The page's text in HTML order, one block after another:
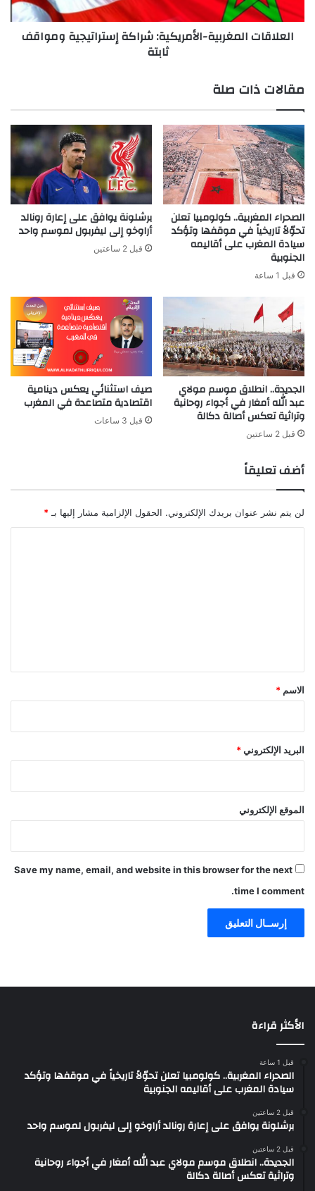
العلاقات المغربية-الأمريكية: شراكة إستراتيجية ومواقف
ثابتة
مقالات ذات صلة
الصحراء المغربية.. كولومبيا تعلن
تحوّلاً تاريخياً في موقفها وتؤكد
سيادة المغرب على أقاليمه
الجنوبية
قبل 1 ساعة
برشلونة يوافق على إعارة رونالد
أراوخو إلى ليفربول لموسم واحد
قبل 2 ساعتين
الجديدة.. انطلاق موسم مولاي
عبد الله أمغار في أجواء روحانية
وتراثية تعكس أصالة دكالة
قبل 2 ساعتين
صيف استثنائي يعكس دينامية
اقتصادية متصاعدة في المغرب
قبل 3 ساعات
أضف تعليقاً
لن يتم نشر عنوان بريدك الإلكتروني. الحقول الإلزامية مشار إليها بـ*
*
الاسم *
البريد الإلكتروني*
الموقع الإلكتروني
Save my name, email, and website in this browser for the next
time I comment.
الأكثر قراءة
قبل 1 ساعة
الصحراء المغربية.. كولومبيا تعلن تحوّلاً تاريخياً في موقفها وتؤكد
سيادة المغرب على أقاليمه الجنوبية
قبل 2 ساعتين
برشلونة يوافق على إعارة رونالد أراوخو إلى ليفربول لموسم واحد
قبل 2 ساعتين
الجديدة.. انطلاق موسم مولاي عبد الله أمغار في أجواء روحانية
وتراثية تعكس أصالة دكالة